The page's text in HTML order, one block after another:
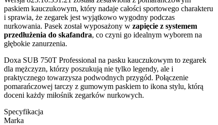
paskiem kauczukowym, który nadaje całości sportowego charakteru
i sprawia, że zegarek jest wyjątkowo wygodny podczas
nurkowania. Pasek został wyposażony w zapięcie z systemem
przedłużenia do skafandra, co czyni go idealnym wyborem na
głębokie zanurzenia.
Doxa SUB 750T Professional na pasku kauczukowym to zegarek
dla mężczyzn, którzy poszukują nie tylko legendy, ale i
praktycznego towarzysza podwodnych przygód. Połączenie
pomarańczowej tarczy z gumowym paskiem to ikona stylu, którą
doceni każdy miłośnik zegarków nurkowych.
Specyfikacja
Marka